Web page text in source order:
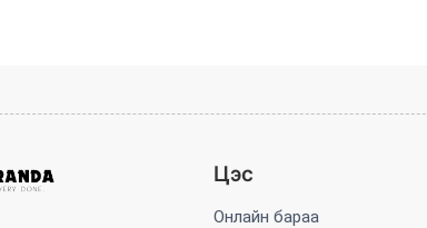
Цэс
Онлайн бараа